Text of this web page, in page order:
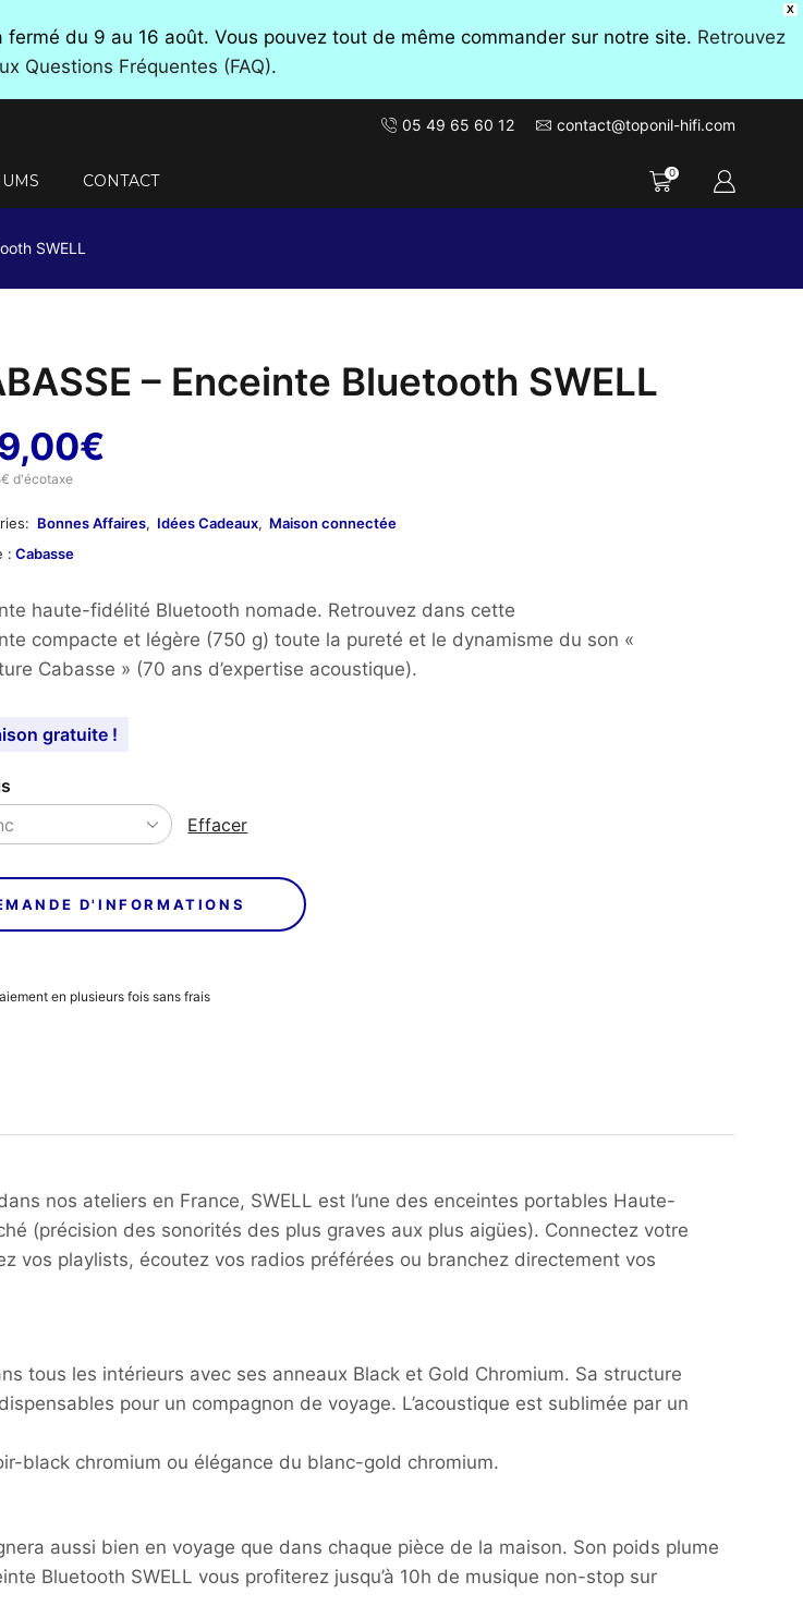
X
du 9 au 16 août. Vous pouvez tout de même commander sur notre site. Retrouvez
Questions Fréquentes (FAQ).
05 49 65 60 12 contact@toponil-hifi.com
CONTACT 0
SWELL
– Enceinte Bluetooth SWELL
€
d'écotaxe
Bonnes Affaires, Idées Cadeaux, Maison connectée
: Cabasse
haute-fidélité Bluetooth nomade. Retrouvez dans cette
compacte et légère (750 g) toute la pureté et le dynamisme du son «
Cabasse » (70 ans d’expertise acoustique).
gratuite !
Effacer
D'INFORMATIONS
en plusieurs fois sans frais
nos ateliers en France, SWELL est l’une des enceintes portables Haute-
(précision des sonorités des plus graves aux plus aigües). Connectez votre
vos playlists, écoutez vos radios préférées ou branchez directement vos
tous les intérieurs avec ses anneaux Black et Gold Chromium. Sa structure
pour un compagnon de voyage. L’acoustique est sublimée par un
black chromium ou élégance du blanc-gold chromium.
aussi bien en voyage que dans chaque pièce de la maison. Son poids plume
Bluetooth SWELL vous profiterez jusqu’à 10h de musique non-stop sur